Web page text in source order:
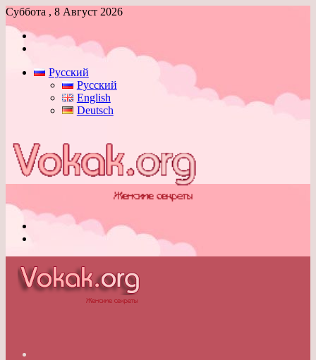
Суббота , 8 Август 2026
Войти
Русский
Русский
English
Deutsch